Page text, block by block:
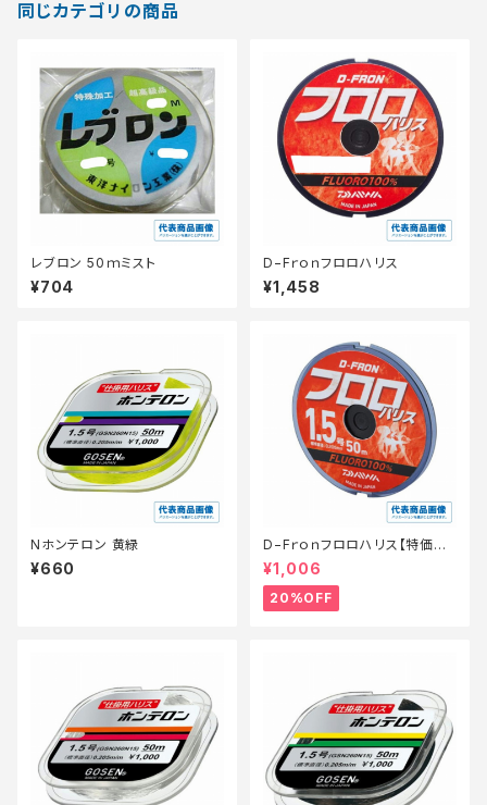
同じカテゴリの商品
レブロン 50ｍミスト
¥704
D−Fｒｏｎフロロハリス
¥1,458
Nホンテロン 黄緑
¥660
D−Fｒｏｎフロロハリス【特価仕
掛】【20】
¥1,006
20%OFF